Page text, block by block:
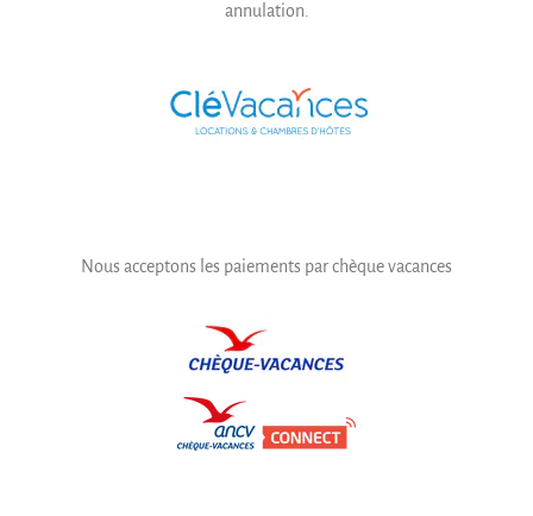
annulation.
Nous acceptons les paiements par chèque vacances